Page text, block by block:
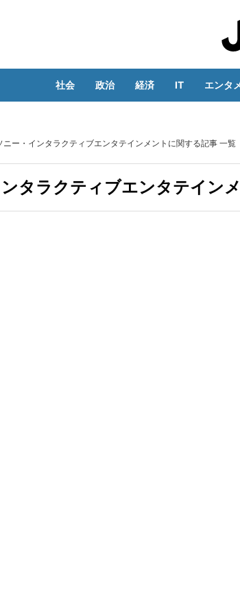
社会 政治 経済 IT エンタ
ニー・インタラクティブエンタテインメントに関する記事 一覧
タラクティブエンタテイン